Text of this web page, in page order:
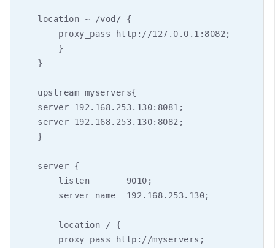
    location ~ /vod/ {
        proxy_pass http://127.0.0.1:8082;
        }
    }
    upstream myservers{
    server 192.168.253.130:8081;
    server 192.168.253.130:8082;
    }
    server {
        listen       9010;
        server_name  192.168.253.130;
        location / {
        proxy_pass http://myservers;